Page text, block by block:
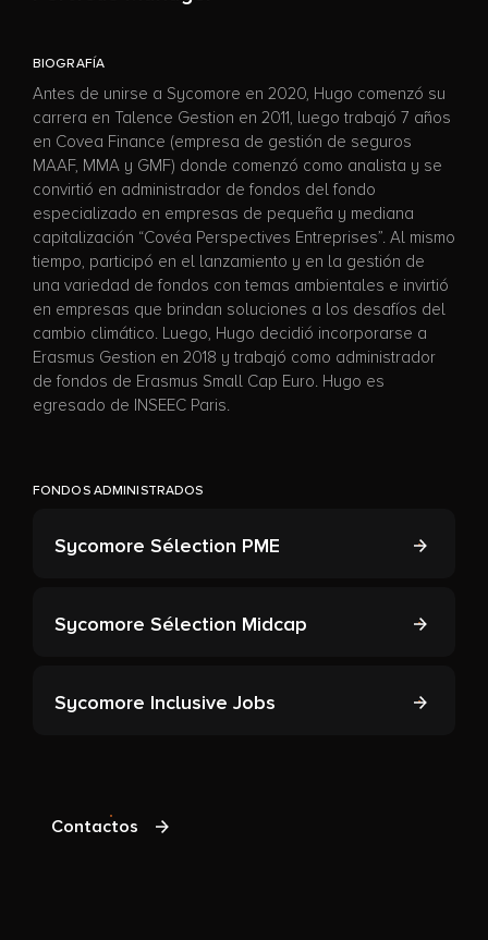
BIOGRAFÍA
Antes de unirse a Sycomore en 2020, Hugo comenzó su
carrera en Talence Gestion en 2011, luego trabajó 7 años
en Covea Finance (empresa de gestión de seguros
MAAF, MMA y GMF) donde comenzó como analista y se
convirtió en administrador de fondos del fondo
especializado en empresas de pequeña y mediana
capitalización “Covéa Perspectives Entreprises”. Al mismo
tiempo, participó en el lanzamiento y en la gestión de
una variedad de fondos con temas ambientales e invirtió
en empresas que brindan soluciones a los desafíos del
cambio climático. Luego, Hugo decidió incorporarse a
Erasmus Gestion en 2018 y trabajó como administrador
de fondos de Erasmus Small Cap Euro. Hugo es
egresado de INSEEC Paris.
FONDOS ADMINISTRADOS
Sycomore Sélection PME
Sycomore Sélection Midcap
Sycomore Inclusive Jobs
Contactos